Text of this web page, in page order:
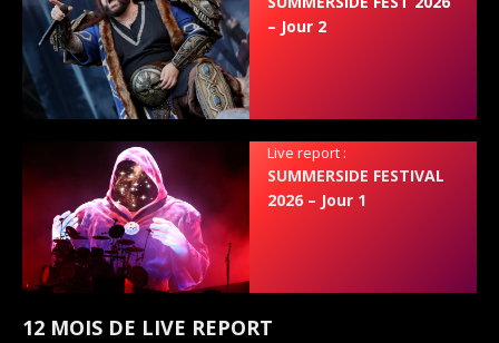
– Jour 2
Live report :
SUMMERSIDE FESTIVAL
2026 – Jour 1
12 MOIS DE LIVE REPORT